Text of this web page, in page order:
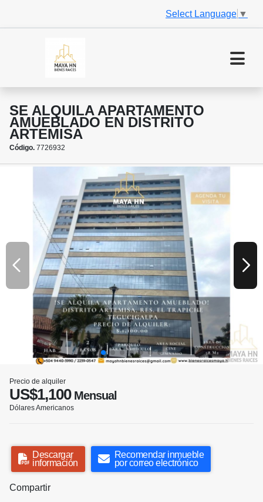
Select Language ▼
SE ALQUILA APARTAMENTO
AMUEBLADO EN DISTRITO
ARTEMISA
Código. 7726932
Precio de alquiler
US$1,100Mensual
Dólares Americanos
Descargar
información
Recomendar inmueble
por correo electrónico
Compartir